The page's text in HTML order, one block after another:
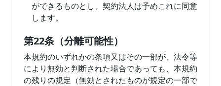
ができるものとし、契約法人は予めこれに同意
します。
第22条（分離可能性）
本規約のいずれかの条項又はその一部が、法令等
により無効と判断された場合であっても、本規約
の残りの規定（無効とされたものが規定の一部で